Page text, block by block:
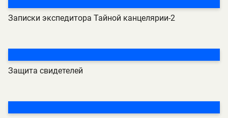
Записки экспедитора Тайной канцелярии-2
Защита свидетелей